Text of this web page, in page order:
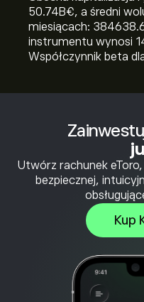
Utwórz rachunek eToro,
bezpiecznej,
Kup
50.74B‎€‎, a średni
miesiącach:
instrumentu wynosi
Współczynnik beta